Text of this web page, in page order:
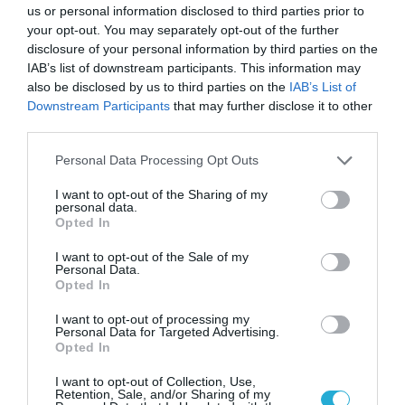
us or personal information disclosed to third parties prior to
your opt-out. You may separately opt-out of the further
disclosure of your personal information by third parties on the
IAB’s list of downstream participants. This information may
also be disclosed by us to third parties on the IAB’s List of
Downstream Participants that may further disclose it to other
Please note that this website/app uses one or more Google
not limited to your visit or usage behaviour. You may click to
grant or deny consent to Google and its third-party tags to
use your data for below specified purposes in below Google
consent section.
Personal Data Processing Opt Outs
I want to opt-out of the Sharing of my
personal data.
Opted In
I want to opt-out of the Sale of my
Personal Data.
Opted In
I want to opt-out of processing my
Personal Data for Targeted Advertising.
Opted In
I want to opt-out of Collection, Use,
Retention, Sale, and/or Sharing of my
ΡΟΗ ΕΙΔΗΣΕΩΝ
«Πυρά» Καρυστιανού κατά ΜΜΕ: «1.000
και ασχολούνται με ένα μέλος μας»
06.08.2026 | 19:32
Πολάκης κατά κυβέρνησης για τις φωτιές:
ευθύνες»
ΑΦΡΟΔΙΤΗ ΠΑΝΟΥ
06.08.2026 | 19:24
ΠΑΣΟΚ για ΟΣΔΕ: “Η κυβέρνηση επιχειρεί
να μετατρέψει ένα πρωτοφανές φιάσκο
ΑΦΡΟΔΙΤΗ ΠΑΝΟΥ
06.08.2026 | 18:51